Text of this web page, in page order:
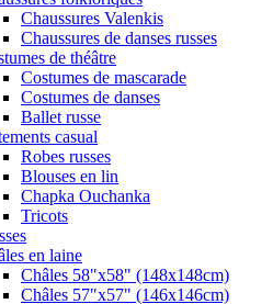
Chaussures Valenkis
Chaussures de danses russes
de théâtre
Costumes de mascarade
Costumes de danses
Ballet russe
casual
Robes russes
Blouses en lin
Chapka Ouchanka
Tricots
en laine
Châles 58"x58" (148x148cm)
Châles 57"x57" (146x146cm)